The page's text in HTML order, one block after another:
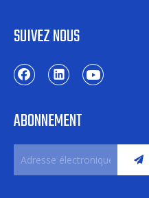
SUIVEZ NOUS
ABONNEMENT